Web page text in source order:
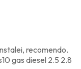
recomendo.
gas diesel 2.5 2.8